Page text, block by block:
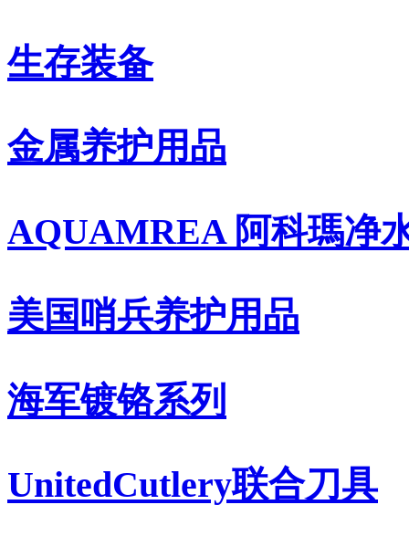
生存装备
金属养护用品
AQUAMREA 阿科瑪净
美国哨兵养护用品
海军镀铬系列
UnitedCutlery联合刀具